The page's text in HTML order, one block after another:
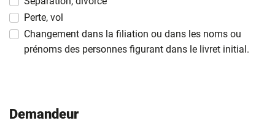
slash
AAAA
Perte, vol
Changement dans la filiation ou dans les noms ou
prénoms des personnes figurant dans le livret initial.
Demandeur